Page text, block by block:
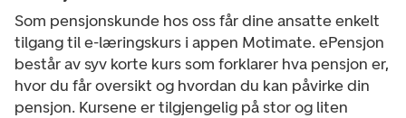
Som pensjonskunde hos oss får dine ansatte enkelt
tilgang til e-læringskurs i appen Motimate. ePensjon
består av syv korte kurs som forklarer hva pensjon er,
hvor du får oversikt og hvordan du kan påvirke din
pensjon. Kursene er tilgjengelig på stor og liten